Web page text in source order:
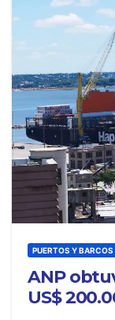
PUERTOS Y BARCOS
ANP
US$